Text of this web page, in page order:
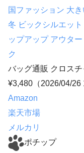
国ファッション 大
冬 ビックシルエッ
ップアップ アウタ
ク
バッグ通販 クロスチ
¥3,480 （2026/04/
Amazon
楽天市場
メルカリ
ポチップ